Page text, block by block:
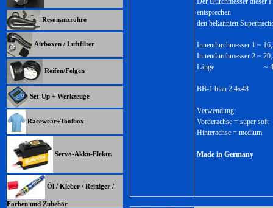
Resonanzrohre
Airboxen / Luftfilter
Reifen/Felgen
Set-Up + Werkzeuge
Racewear+Toolbox
Servo-Akku-Elektr.
Öl / Kleber / Reiniger /
Farben und Zubehör
entsprechen
den bekannten
Innendurchmesser 1 ~
Innendurchmesser 2 ~
Länge ~
BB-1 blau 2,4x48
Verwendung:
Vorderachse = super soft
Hinterachse = medium
Made in Germany